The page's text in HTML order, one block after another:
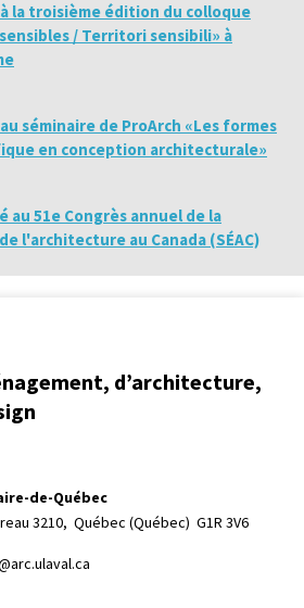
la troisième édition du colloque
/ Territori sensibili» à
séminaire de ProArch «Les formes
en conception architecturale»
au 51e Congrès annuel de la
l'architecture au Canada (SÉAC)
d’architecture,
de-Québec
3210, Québec (Québec)  G1R 3V6